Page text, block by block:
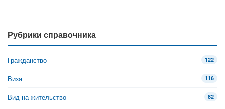
Рубрики справочника
Гражданство 122
Виза 116
Вид на жительство 82